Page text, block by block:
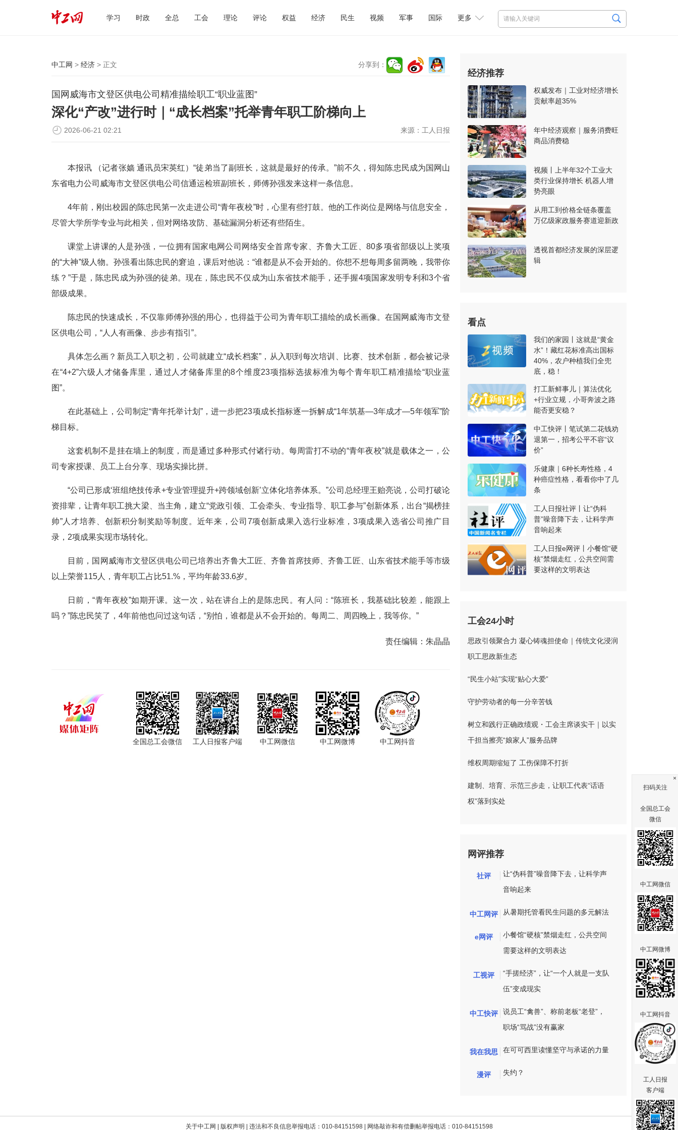
学习 时政 全总 工会 理论 评论 权益 经济 民生 视频 军事 国际 更多
中工网 > 经济 > 正文 分享到：
国网威海市文登区供电公司精准描绘职工“职业蓝图”
深化“产改”进行时｜“成长档案”托举青年职工阶梯向上
来源： 工人日报
2026-06-21 02:21
本报讯 （记者张嫱 通讯员宋英红）“徒弟当了副班长，这就是最好的传承。”前不久，得知陈忠民成为国网山
东省电力公司威海市文登区供电公司信通运检班副班长，师傅孙强发来这样一条信息。
4年前，刚出校园的陈忠民第一次走进公司“青年夜校”时，心里有些打鼓。他的工作岗位是网络与信息安全，
尽管大学所学专业与此相关，但对网络攻防、基础漏洞分析还有些陌生。
课堂上讲课的人是孙强，一位拥有国家电网公司网络安全首席专家、齐鲁大工匠、80多项省部级以上奖项
的“大神”级人物。孙强看出陈忠民的窘迫，课后对他说：“谁都是从不会开始的。你想不想每周多留两晚，我带你
练？”于是，陈忠民成为孙强的徒弟。现在，陈忠民不仅成为山东省技术能手，还手握4项国家发明专利和3个省
部级成果。
陈忠民的快速成长，不仅靠师傅孙强的用心，也得益于公司为青年职工描绘的成长画像。在国网威海市文登
区供电公司，“人人有画像、步步有指引”。
具体怎么画？新员工入职之初，公司就建立“成长档案”，从入职到每次培训、比赛、技术创新，都会被记录
在“4+2”六级人才储备库里，通过人才储备库里的8个维度23项指标选拔标准为每个青年职工精准描绘“职业蓝
图”。
在此基础上，公司制定“青年托举计划”，进一步把23项成长指标逐一拆解成“1年筑基—3年成才—5年领军”阶
梯目标。
这套机制不是挂在墙上的制度，而是通过多种形式付诸行动。每周雷打不动的“青年夜校”就是载体之一，公
司专家授课、员工上台分享、现场实操比拼。
“公司已形成‘班组绝技传承+专业管理提升+跨领域创新’立体化培养体系。”公司总经理王贻亮说，公司打破论
资排辈，让青年职工挑大梁、当主角，建立“党政引领、工会牵头、专业指导、职工参与”创新体系，出台“揭榜挂
帅”人才培养、创新积分制奖励等制度。近年来，公司7项创新成果入选行业标准，3项成果入选省公司推广目
录，2项成果实现市场转化。
目前，国网威海市文登区供电公司已培养出齐鲁大工匠、齐鲁首席技师、齐鲁工匠、山东省技术能手等市级
以上荣誉115人，青年职工占比51.%，平均年龄33.6岁。
日前，“青年夜校”如期开课。这一次，站在讲台上的是陈忠民。有人问：“陈班长，我基础比较差，能跟上
吗？”陈忠民笑了，4年前他也问过这句话，“别怕，谁都是从不会开始的。每周二、周四晚上，我等你。”
责任编辑： 朱晶晶
全国总工会微信 工人日报客户端 中工网微信 中工网微博 中工网抖音
经济推荐
权威发布｜工业对经济增长
贡献率超35%
年中经济观察｜服务消费旺
商品消费稳
视频丨上半年32个工业大
类行业保持增长 机器人增
势亮眼
从用工到价格全链条覆盖
万亿级家政服务赛道迎新政
透视首都经济发展的深层逻
辑
看点
我们的家园丨这就是“黄金
水”！藏红花标准高出国标
40%，农户种植我们全兜
底，稳！
打工新鲜事儿｜算法优化
+行业立规，小哥奔波之路
能否更安稳？
中工快评丨笔试第二花钱劝
退第一，招考公平不容“议
价”
乐健康｜6种长寿性格，4
种癌症性格，看看你中了几
条
工人日报社评丨让“伪科
普”噪音降下去，让科学声
音响起来
工人日报e网评丨小餐馆“硬
核”禁烟走红，公共空间需
要这样的文明表达
工会24小时
思政引领聚合力 凝心铸魂担使命｜传统文化浸润
职工思政新生态
“民生小站”实现“贴心大爱”
守护劳动者的每一分辛苦钱
树立和践行正确政绩观・工会主席谈实干｜以实
干担当擦亮“娘家人”服务品牌
维权周期缩短了 工伤保障不打折
建制、培育、示范三步走，让职工代表“话语
权”落到实处
网评推荐
社评
让“伪科普”噪音降下去，让科学声
音响起来
中工网评 从暑期托管看民生问题的多元解法
e网评
小餐馆“硬核”禁烟走红，公共空间
需要这样的文明表达
工视评
“手搓经济”，让“一个人就是一支队
伍”变成现实
中工快评
说员工“禽兽”、称前老板“老登”，
职场“骂战”没有赢家
我在我思 在可可西里读懂坚守与承诺的力量
漫评 失约？
关于中工网 版权声明 | 违法和不良信息举报电话：010-84151598 | 网络敲诈和有偿删帖举报电话：010-84151598
扫码关注
全国总工会
微信
中工网微信
中工网微博
中工网抖音
工人日报
客户端
×